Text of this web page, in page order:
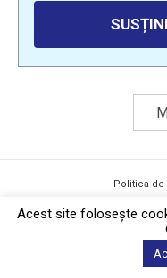
Politica
Acest site foloseşte